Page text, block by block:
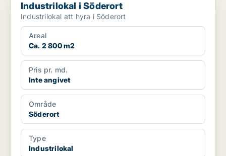
Industrilokal i Söderort
Industrilokal att hyra i Söderort
Areal
Ca. 2 800 m2
Pris pr. md.
Inte angivet
Område
Söderort
Type
Industrilokal